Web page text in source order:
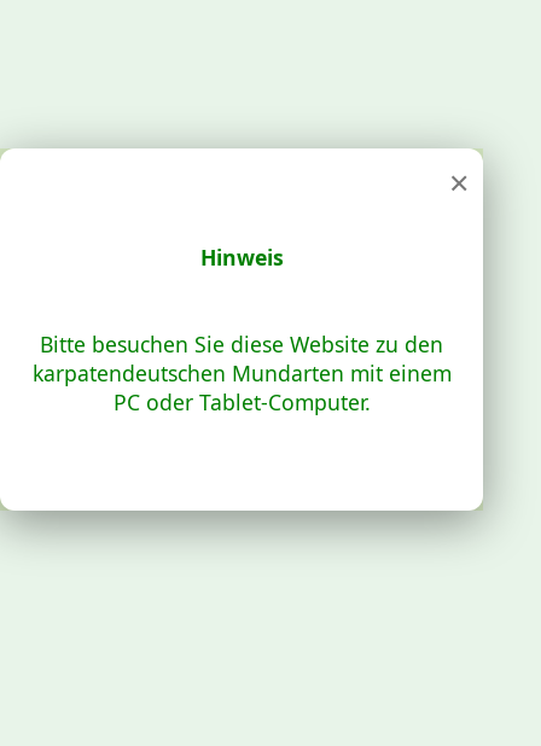
×
Hinweis
Bitte besuchen Sie diese Website zu den
karpatendeutschen Mundarten mit einem
PC oder Tablet-Computer.